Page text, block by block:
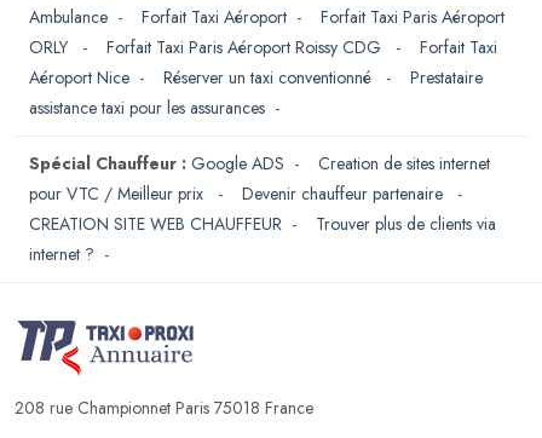
Ambulance - Forfait Taxi Aéroport - Forfait Taxi Paris Aéroport
ORLY
- Forfait Taxi Paris Aéroport Roissy CDG - Forfait Taxi
Aéroport Nice - Réserver un taxi conventionné - Prestataire
assistance taxi pour les assurances -
Spécial Chauffeur : Google ADS - Creation de sites internet
pour VTC / Meilleur prix
- Devenir chauffeur partenaire
-
CREATION SITE WEB CHAUFFEUR - Trouver plus de clients via
internet ? -
208 rue Championnet Paris 75018 France